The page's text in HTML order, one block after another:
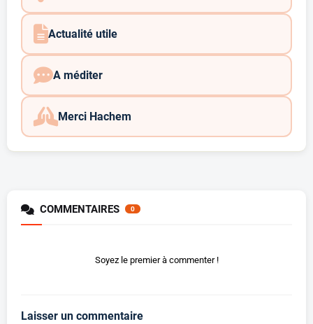
Actualité utile
A méditer
Merci Hachem
COMMENTAIRES 0
Soyez le premier à commenter !
Laisser un commentaire